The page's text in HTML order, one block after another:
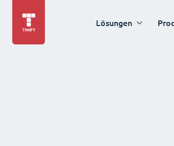
Lösungen